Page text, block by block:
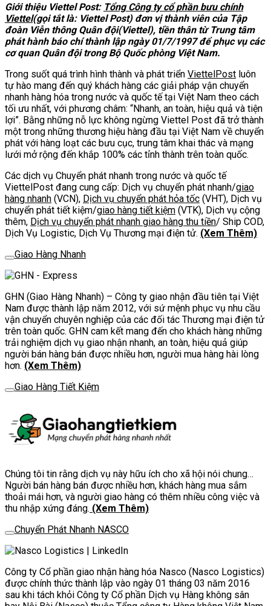
Giới thiệu Viettel Post: Tổng Công ty cổ phần bưu chính
Viettel(gọi tắt là: Viettel Post) đơn vị thành viên của Tập
đoàn Viễn thông Quân đội(Viettel), tiền thân từ Trung tâm
phát hành báo chí thành lập ngày 01/7/1997 để phục vụ các
cơ quan Quân đội trong Bộ Quốc phòng Việt Nam.
Trong suốt quá trình hình thành và phát triển ViettelPost luôn
tự hào mang đến quý khách hàng các giải pháp vận chuyển
nhanh hàng hóa trong nước và quốc tế tại Việt Nam theo cách
tối ưu nhất, với phương châm: “Nhanh, an toàn, hiệu quả và tiện
lợi”. Bằng những nỗ lực không ngừng Viettel Post đã trở thành
một trong những thương hiệu hàng đầu tại Việt Nam về chuyển
phát với hàng loạt các bưu cục, trung tâm khai thác và mạng
lưới mở rộng đến khắp 100% các tỉnh thành trên toàn quốc.
Các dịch vụ Chuyển phát nhanh trong nước và quốc tế
ViettelPost đang cung cấp: Dịch vụ chuyển phát nhanh/giao
hàng nhanh (VCN), Dịch vụ chuyển phát hỏa tốc (VHT), Dịch vụ
chuyển phát tiết kiệm/giao hàng tiết kiệm (VTK), Dịch vụ cộng
thêm, Dịch vụ chuyển phát nhanh giao hàng thu tiền/ Ship COD,
Dịch Vụ Logistic, Dịch Vụ Thương mại điện tử. (Xem Thêm)
Giao Hàng Nhanh
GHN (Giao Hàng Nhanh) – Công ty giao nhận đầu tiên tại Việt
Nam được thành lập năm 2012, với sứ mệnh phục vụ nhu cầu
vận chuyển chuyên nghiệp của các đối tác Thương mại điện tử
trên toàn quốc. GHN cam kết mang đến cho khách hàng những
trải nghiệm dịch vụ giao nhận nhanh, an toàn, hiệu quả giúp
người bán hàng bán được nhiều hơn, người mua hàng hài lòng
hơn. (Xem Thêm)
Giao Hàng Tiết Kiệm
Chúng tôi tin rằng dịch vụ này hữu ích cho xã hội nói chung…
Người bán hàng bán được nhiều hơn, khách hàng mua sắm
thoải mái hơn, và người giao hàng có thêm nhiều công việc và
thu nhập xứng đáng. (Xem Thêm)
Chuyển Phát Nhanh NASCO
Công ty Cổ phần giao nhận hàng hóa Nasco (Nasco Logistics)
được chính thức thành lập vào ngày 01 tháng 03 năm 2016
sau khi tách khỏi Công ty Cổ phần Dịch vụ Hàng không sân